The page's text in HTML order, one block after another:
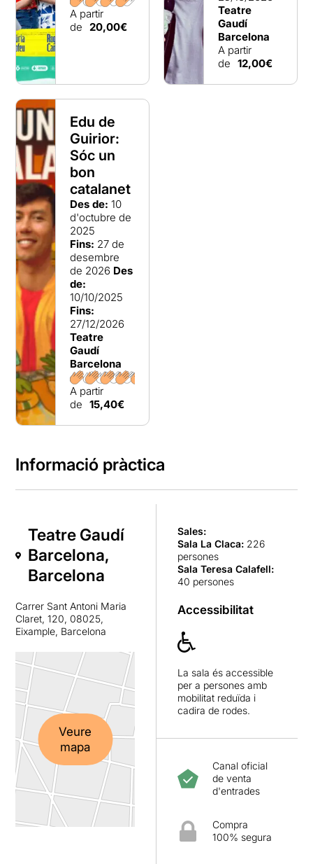
A partir
de 20,00€
Teatre
Gaudí
Barcelona
A partir
de 12,00€
Edu de
Guirior:
Sóc un
bon
catalanet
Des de: 10
d'octubre de
2025
Fins: 27 de
desembre
de 2026 Des
de:
10/10/2025
Fins:
27/12/2026
Teatre
Gaudí
Barcelona
A partir
de 15,40€
Informació pràctica
Teatre Gaudí
Barcelona,
Barcelona
Carrer Sant Antoni Maria
Claret, 120, 08025,
Eixample, Barcelona
Veure
mapa
Sales:
Sala La Claca: 226
persones
Sala Teresa Calafell:
40 persones
Accessibilitat
La sala és accessible
per a persones amb
mobilitat reduïda i
cadira de rodes.
Canal oficial
de venta
d'entrades
Compra
100% segura